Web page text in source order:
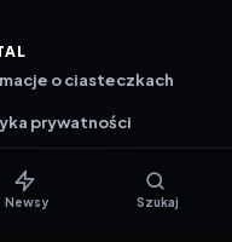
o ciasteczkach
prywatności
redakcji
Newsy Szukaj